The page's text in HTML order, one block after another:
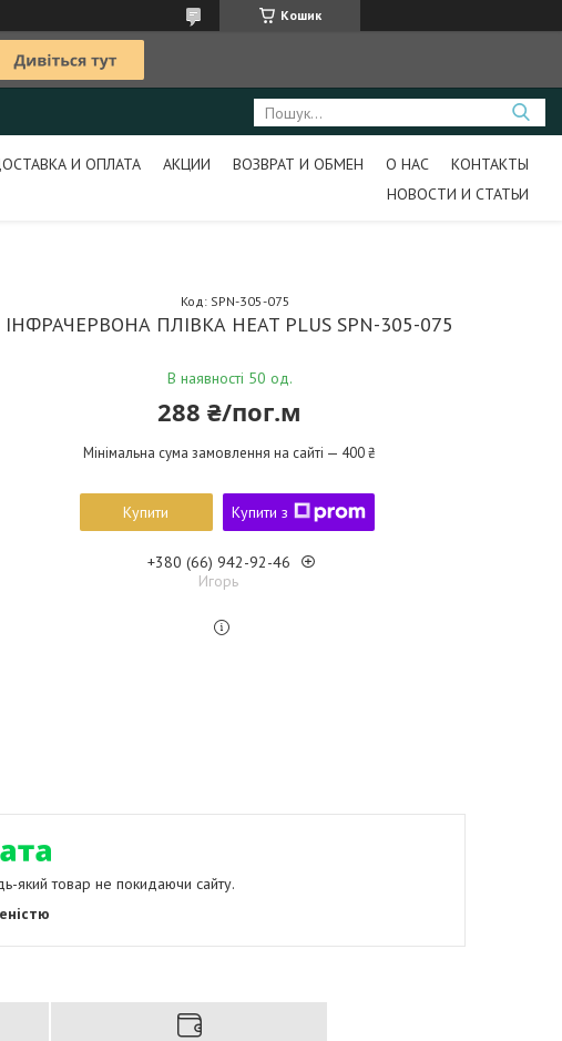
Кошик
И ОПЛАТА АКЦИИ ВОЗВРАТ И ОБМЕН О НАС
КОНТАКТЫ
НОВОСТИ И СТАТЬИ
ІНФРАЧЕРВОНА ПЛІВКА HEAT PLUS SPN-305-075
В наявності 50 од.
Код: SPN-305-075
288 ₴/пог.м
Мінімальна сума замовлення на сайті — 400 ₴
Купити Купити з
+380 (66) 942-92-46
Игорь
який товар не покидаючи сайту.